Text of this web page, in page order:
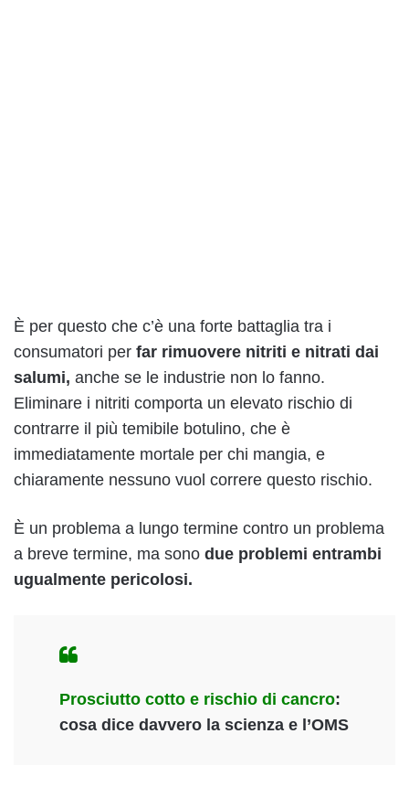
È per questo che c’è una forte battaglia tra i
consumatori per far rimuovere nitriti e nitrati dai
salumi, anche se le industrie non lo fanno.
Eliminare i nitriti comporta un elevato rischio di
contrarre il più temibile botulino, che è
immediatamente mortale per chi mangia, e
chiaramente nessuno vuol correre questo rischio.
È un problema a lungo termine contro un problema
a breve termine, ma sono due problemi entrambi
ugualmente pericolosi.
Prosciutto cotto e rischio di cancro:
cosa dice davvero la scienza e l’OMS